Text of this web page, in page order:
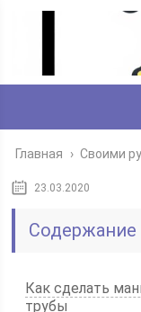
Главная › Своими
23.03.2020
Содержание
Как сделать
трубы